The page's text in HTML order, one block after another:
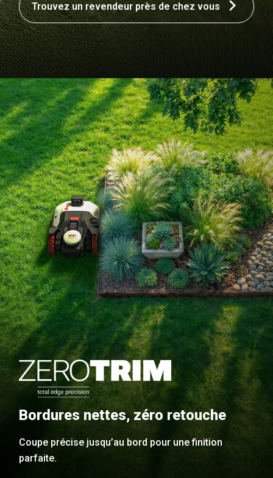
Trouvez un revendeur près de chez vous
Bordures nettes, zéro retouche
Coupe précise jusqu’au bord pour une finition
parfaite.